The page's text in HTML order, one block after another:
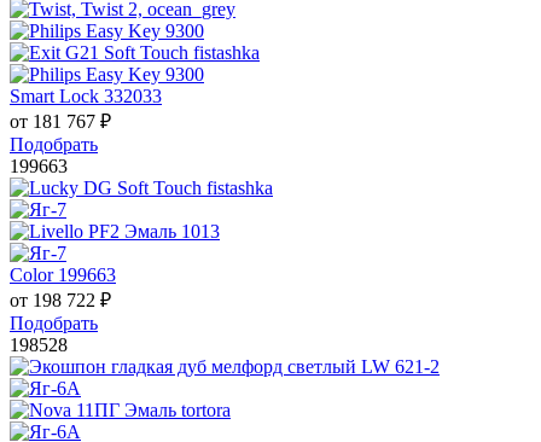
Smart Lock 332033
от 181 767 ₽
Подобрать
199663
Color 199663
от 198 722 ₽
Подобрать
198528